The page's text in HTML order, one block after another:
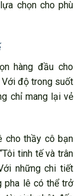
chọn cho phù
hàng đầu cho
độ trong suốt
chỉ mang lại vẻ
cho thầy cô bạn
tinh tế và trân
những chi tiết
pha lê có thể trở